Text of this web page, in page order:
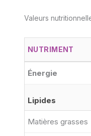
Valeurs
NUTRIMENT
Énergie
Lipides
Matières grasses